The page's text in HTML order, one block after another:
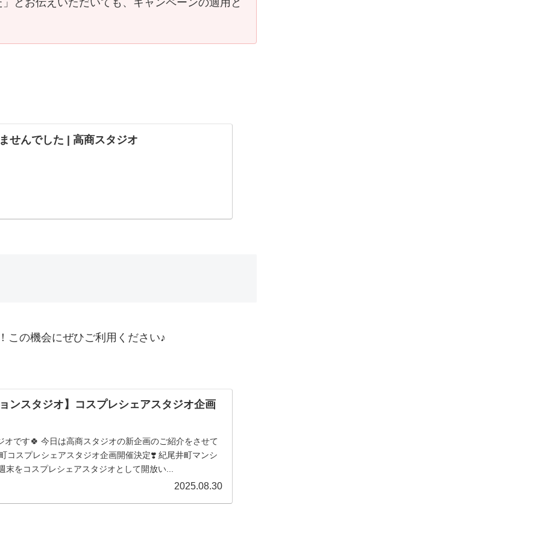
せんでした | 高商スタジオ
この機会にぜひご利用ください♪
ンスタジオ】コスプレシェアスタジオ企画
企画のご紹介をさせて
レシェアスタジオ企画開催決定❣️ 紀尾井町マンシ
末をコスプレシェアスタジオとして開放い...
2025.08.30